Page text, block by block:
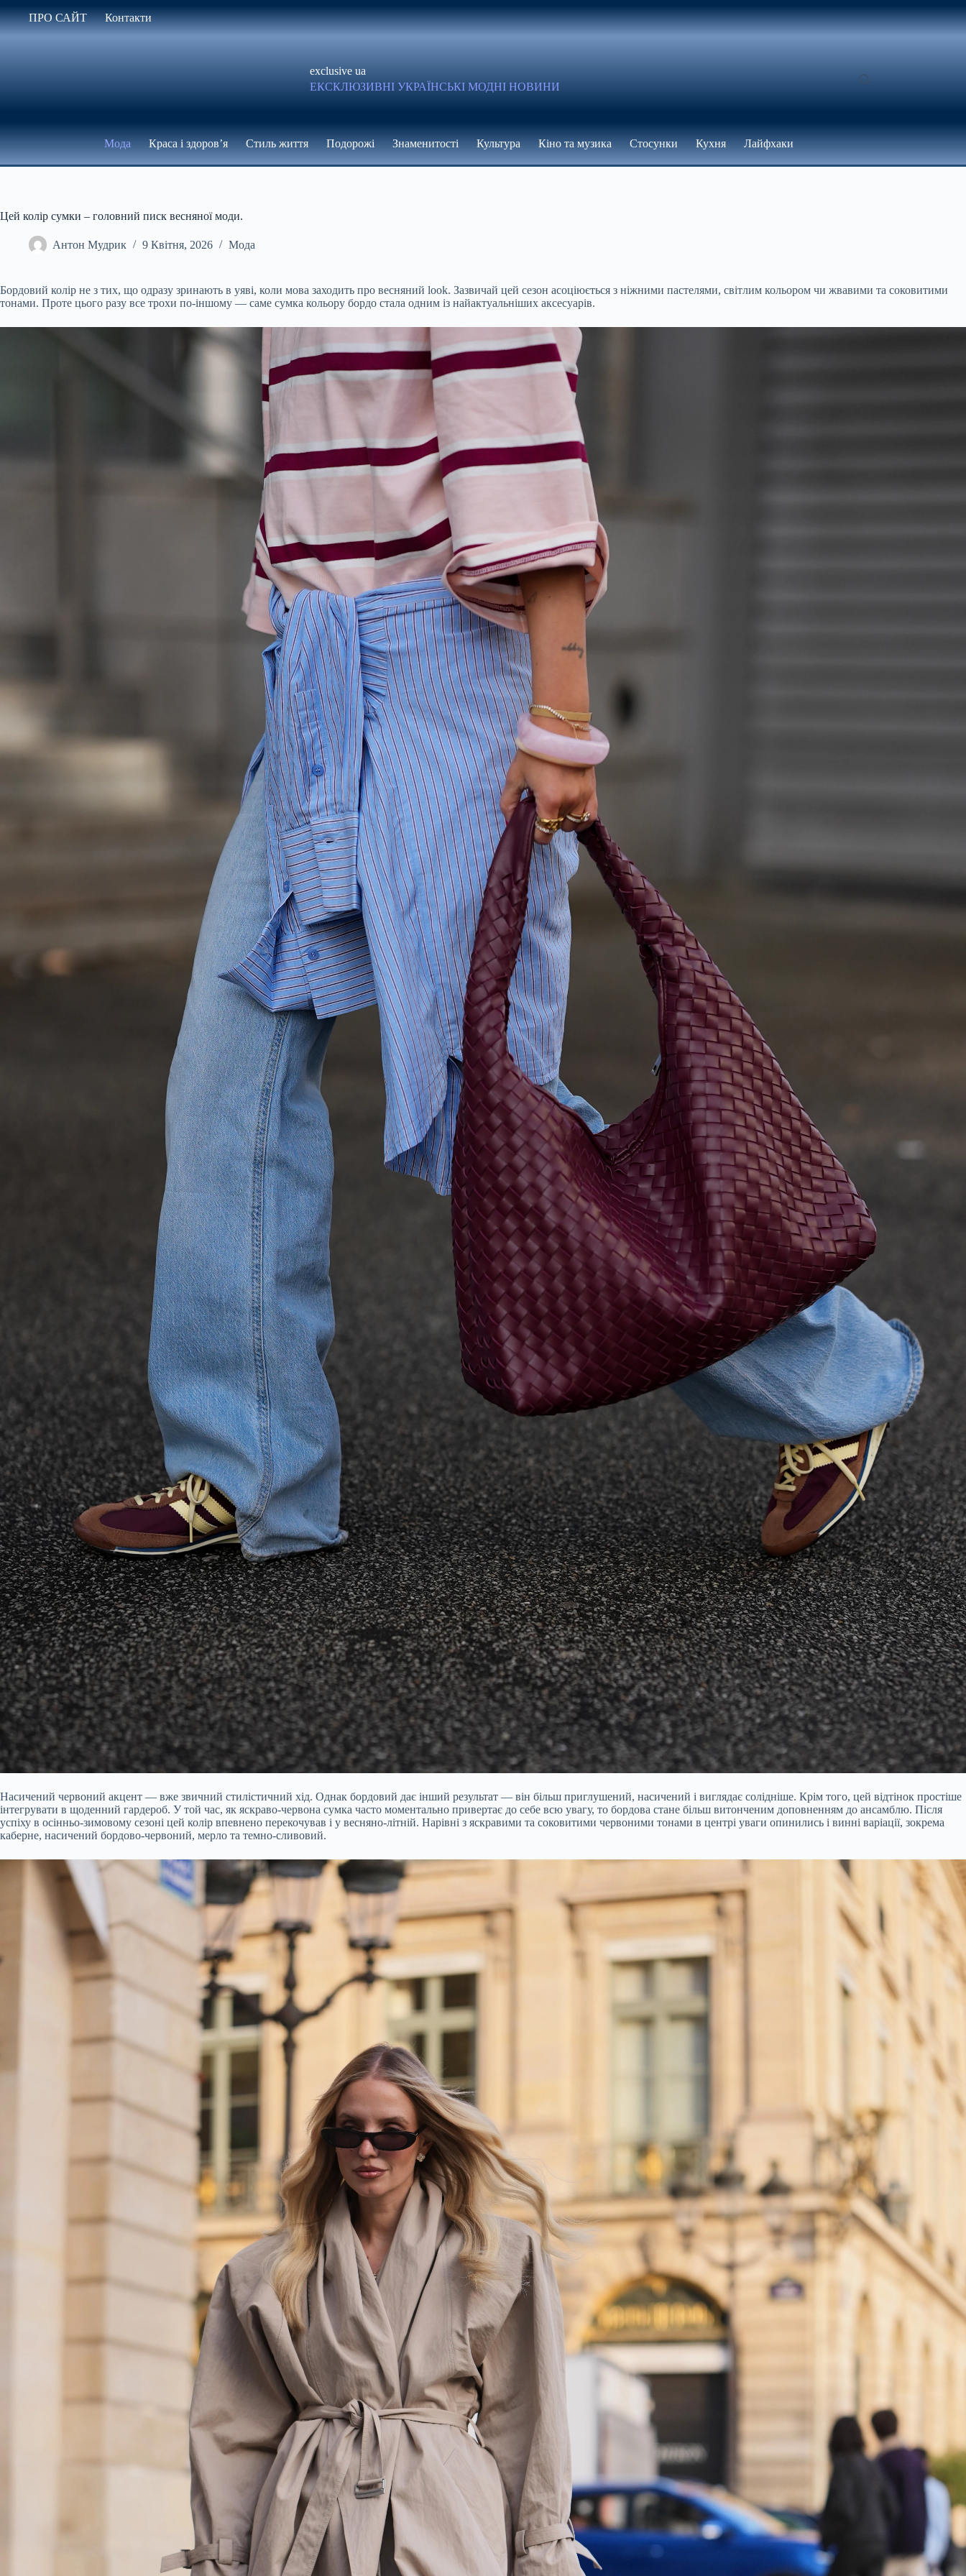
до
вмісту
ПРО САЙТ Контакти
exclusive ua
ЕКСКЛЮЗИВНІ УКРАЇНСЬКІ МОДНІ НОВИНИ
Мода Краса і здоров’я Стиль життя Подорожі Знаменитості Культура Кіно та музика Стосунки Кухня Лайфхаки
Цей колір сумки – головний писк весняної моди.
Антон Мудрик 9 Квітня, 2026 Мода
Бордовий колір не з тих, що одразу зринають в уяві, коли мова заходить про весняний look. Зазвичай цей сезон асоціюється з ніжними пастелями, світлим кольором чи жвавими та соковитими
тонами. Проте цього разу все трохи по-іншому — саме сумка кольору бордо стала одним із найактуальніших аксесуарів.
Насичений червоний акцент — вже звичний стилістичний хід. Однак бордовий дає інший результат — він більш приглушений, насичений і виглядає солідніше. Крім того, цей відтінок простіше
інтегрувати в щоденний гардероб. У той час, як яскраво-червона сумка часто моментально привертає до себе всю увагу, то бордова стане більш витонченим доповненням до ансамблю. Після
успіху в осінньо-зимовому сезоні цей колір впевнено перекочував і у весняно-літній. Нарівні з яскравими та соковитими червоними тонами в центрі уваги опинились і винні варіації, зокрема
каберне, насичений бордово-червоний, мерло та темно-сливовий.